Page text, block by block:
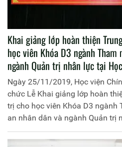
Khai giảng lớp hoàn thiện
học viên Khóa D3 ngành Tham
ngành Quản trị nhân lực tại
nhân dân
Ngày 25/11/2019, Học viện
chức Lễ Khai giảng lớp hoàn
trị cho học viên Khóa D3 ngành
an nhân dân và ngành Quản trị
tướng, PGS.TS Phan Xuân Tuy,
trì buổi lễ.